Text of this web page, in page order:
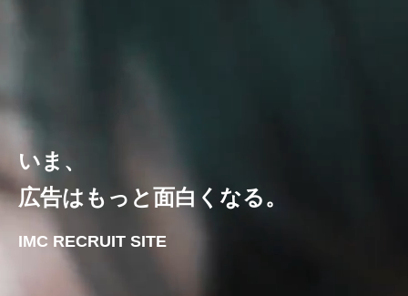
いま、
広告はもっと面白くなる。
IMC RECRUIT SITE